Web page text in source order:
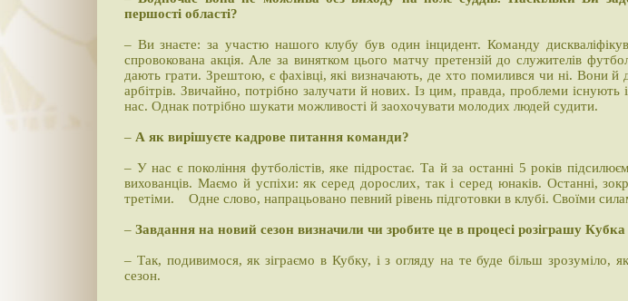
першості області?
– Ви знаєте: за участю нашого клубу був один інцидент. Команду
спровокована акція. Але за винятком цього матчу претензій до служителів
дають грати. Зрештою, є фахівці, які визначають, де хто помилився чи ні. Вони й
арбітрів. Звичайно, потрібно залучати й нових. Із цим, правда, проблеми
нас. Однак потрібно шукати можливості й заохочувати молодих людей судити.
– А як вирішуєте кадрове питання команди?
– У нас є покоління футболістів, яке підростає. Та й за останні 5 років
вихованців. Маємо й успіхи: як серед дорослих, так і серед юнаків. Останні,
третіми. Одне слово, напрацьовано певний рівень підготовки в клубі. Своїми
– Завдання на новий сезон визначили чи зробите це в процесі розіграшу
– Так, подивимося, як зіграємо в Кубку, і з огляду на те буде більш зрозуміло,
сезон.